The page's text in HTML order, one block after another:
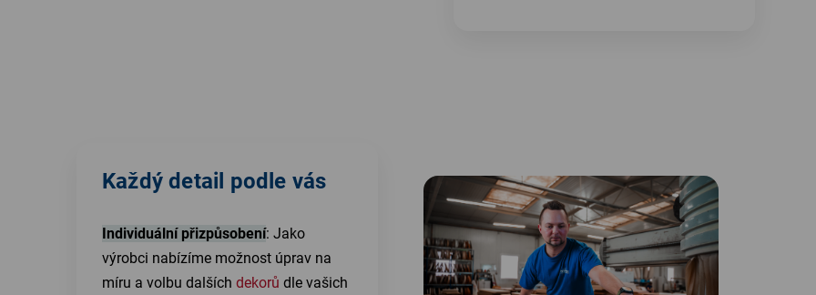
Každý detail podle vás
Individuální přizpůsobení: Jako
výrobci nabízíme možnost úprav na
míru a volbu dalších dekorů dle vašich